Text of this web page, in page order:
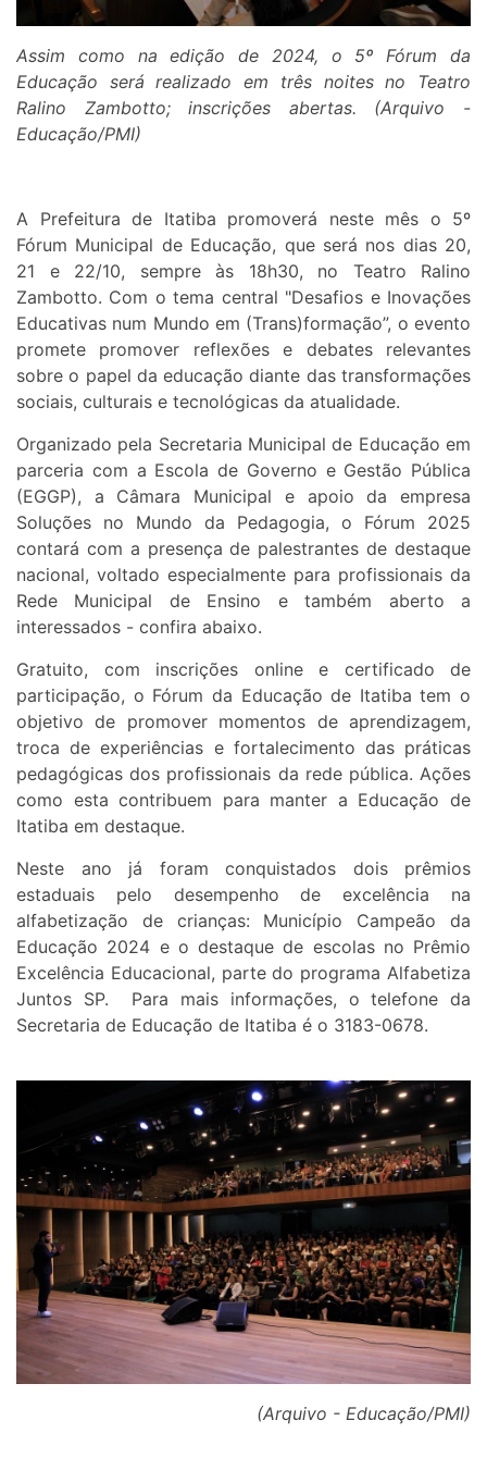
Assim como na edição de 2024, o 5º Fórum da
Educação será realizado em três noites no Teatro
Ralino Zambotto; inscrições abertas. (Arquivo -
Educação/PMI)
A Prefeitura de Itatiba promoverá neste mês o 5º
Fórum Municipal de Educação, que será nos dias 20,
21 e 22/10, sempre às 18h30, no Teatro Ralino
Zambotto. Com o tema central "Desafios e Inovações
Educativas num Mundo em (Trans)formação”, o evento
promete promover reflexões e debates relevantes
sobre o papel da educação diante das transformações
sociais, culturais e tecnológicas da atualidade.
Organizado pela Secretaria Municipal de Educação em
parceria com a Escola de Governo e Gestão Pública
(EGGP), a Câmara Municipal e apoio da empresa
Soluções no Mundo da Pedagogia, o Fórum 2025
contará com a presença de palestrantes de destaque
nacional, voltado especialmente para profissionais da
Rede Municipal de Ensino e também aberto a
interessados - confira abaixo.
Gratuito, com inscrições online e certificado de
participação, o Fórum da Educação de Itatiba tem o
objetivo de promover momentos de aprendizagem,
troca de experiências e fortalecimento das práticas
pedagógicas dos profissionais da rede pública. Ações
como esta contribuem para manter a Educação de
Itatiba em destaque.
Neste ano já foram conquistados dois prêmios
estaduais pelo desempenho de excelência na
alfabetização de crianças: Município Campeão da
Educação 2024 e o destaque de escolas no Prêmio
Excelência Educacional, parte do programa Alfabetiza
Juntos SP. Para mais informações, o telefone da
Secretaria de Educação de Itatiba é o 3183-0678.
(Arquivo - Educação/PMI)